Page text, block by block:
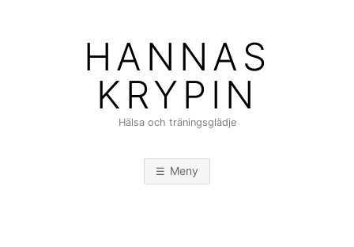
HANNAS
KRYPIN
Hälsa och träningsglädje
Meny